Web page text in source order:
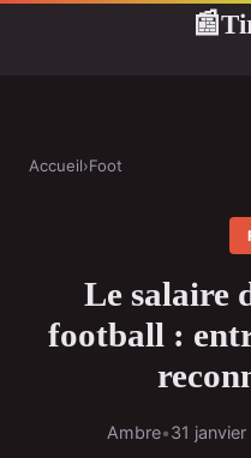
📰
Accueil›Foot
Le salaire
football :
Ambre•31